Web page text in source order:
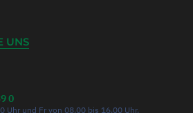
UNS
0
Uhr und Fr von 08.00 bis 16.00 Uhr.